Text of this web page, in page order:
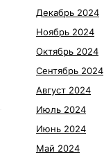
Декабрь 2024
Ноябрь 2024
Октябрь 2024
Сентябрь 2024
Август 2024
Июль 2024
Июнь 2024
Май 2024